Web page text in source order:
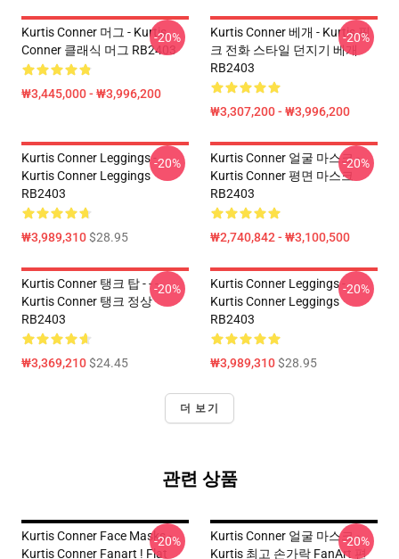
Kurtis Conner 머그 - Kurtis
Conner 클래식 머그 RB2403
₩3,445,000 - ₩3,996,200
-20%
Kurtis Conner 베개 - Kurtis 핑
크 전화 스타일 던지기 베개
RB2403
₩3,307,200 - ₩3,996,200
-20%
Kurtis Conner Leggings -
Kurtis Conner Leggings
RB2403
₩3,989,310$28.95
-20%
Kurtis Conner 얼굴 마스크 -
Kurtis Conner 평면 마스크
RB2403
₩2,740,842 - ₩3,100,500
-20%
Kurtis Conner 탱크 탑 - - -
Kurtis Conner 탱크 정상
RB2403
₩3,369,210$24.45
-20%
Kurtis Conner Leggings -
Kurtis Conner Leggings
RB2403
₩3,989,310$28.95
-20%
더 보기
관련 상품
Kurtis Conner Face Masks -
Kurtis Conner Fanart ! Flat
-20%
Kurtis Conner 얼굴 마스크 -
Kurtis 최고 손가락 FanArt 편
-20%